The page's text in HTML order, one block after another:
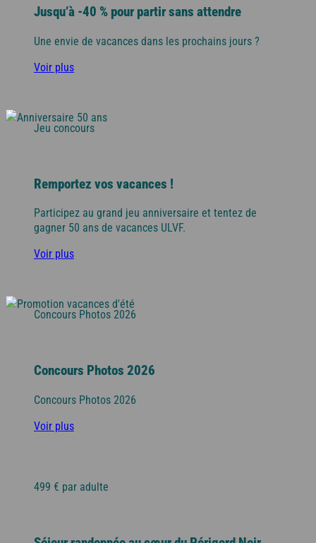
Jusqu’à -40 % pour partir sans attendre
Une envie de vacances dans les prochains jours ?
Voir plus
Jeu concours
Remportez vos vacances !
Participez au grand jeu anniversaire et tentez de
gagner 50 ans de vacances ULVF.
Voir plus
Concours Photos 2026
Concours Photos 2026
Concours Photos 2026
Voir plus
499 € par adulte